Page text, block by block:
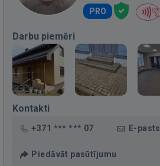
PRO
Darbu piemēri
Kontakti
+371 *** *** 07 E-pasts
Piedāvāt pasūtījumu